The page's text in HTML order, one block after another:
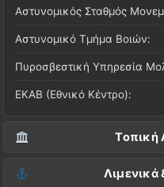
Αστυνομικός Σταθμός
Αστυνομικό Τμήμα Βοιών:
Πυροσβεστική Υπηρεσία
ΕΚΑΒ (Εθνικό Κέντρο):
Τοπική
Δήμος Μονεμβασίας (Έδρα):
Λιμενικά